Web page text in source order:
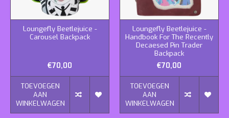
Loungefly Beetlejuice -
Carousel Backpack
€70,00
TOEVOEGEN
AAN
WINKELWAGEN
Loungefly Beetlejuice -
Handbook For The Recently
Decaesed Pin Trader
Backpack
€70,00
TOEVOEGEN
AAN
WINKELWAGEN